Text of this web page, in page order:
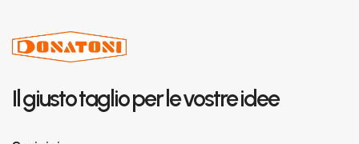
Il giusto taglio per le vostre idee